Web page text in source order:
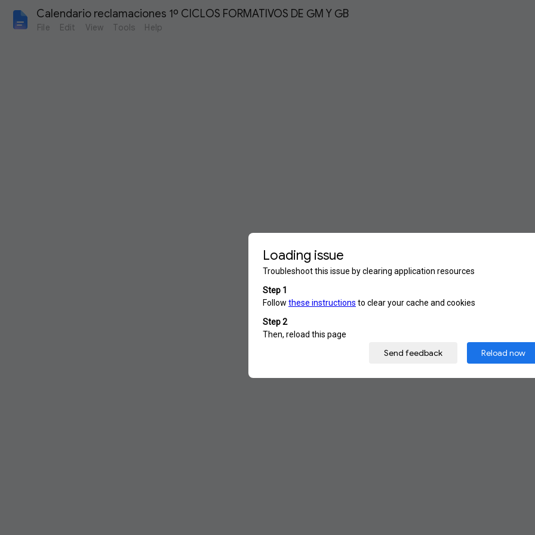
Calendario reclamaciones 1º CICLOS FORMATIVOS DE GM Y GB
File Edit View Tools Help